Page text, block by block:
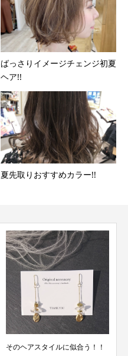
ばっさりイメージチェンジ初夏
ヘア!!
夏先取りおすすめカラー!!
そのヘアスタイルに似合う！！